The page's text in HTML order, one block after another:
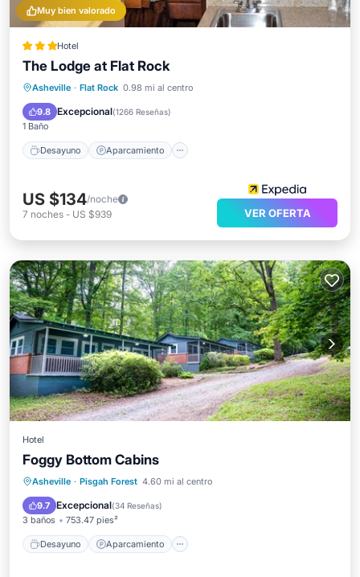
Muy bien valorado
Hotel
The Lodge at Flat Rock
Asheville · Flat Rock 0.98 mi al centro
9.8 Excepcional(1266 Reseñas)
1 Baño
Desayuno Aparcamiento
Desayuno Aparcamiento
Balcón/Terraza
US $134/noche
7 noches - US $939 VER OFERTA
Hotel
Foggy Bottom Cabins
Asheville · Pisgah Forest 4.60 mi al centro
9.7 Excepcional(34 Reseñas)
3 baños 753.47 pies²
Desayuno Aparcamiento
Desayuno Aparcamiento
Balcón/Terraza